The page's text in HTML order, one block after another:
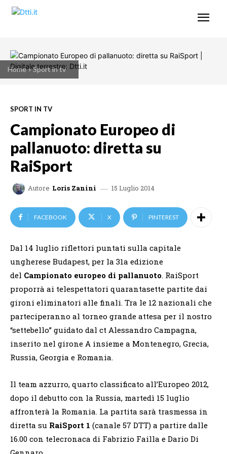
Home Sport in tv
SPORT IN TV
Campionato Europeo di
pallanuoto: diretta su
RaiSport
Autore Loris Zanini 15 Luglio 2014
FACEBOOK X PINTEREST
Dal 14 luglio riflettori puntati sulla capitale
ungherese Budapest, per la 31a edizione
del Campionato europeo di pallanuoto. RaiSport
proporrà ai telespettatori quarantasette partite dai
gironi eliminatori alle finali. Tra le 12 nazionali che
parteciperanno al torneo grande attesa per il nostro
“settebello” guidato dal ct Alessandro Campagna,
inserito nel girone A insieme a Montenegro, Grecia,
Russia, Georgia e Romania.
Il team azzurro, quarto classificato all’Europeo 2012,
dopo il debutto con la Russia, martedì 15 luglio
affronterà la Romania. La partita sarà trasmessa in
diretta su RaiSport 1 (canale 57 DTT) a partire dalle
16.00 con telecronaca di Fabrizio Failla e Dario Di